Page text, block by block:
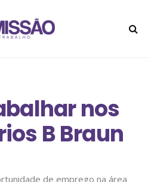
nos
B Braun
de emprego na área